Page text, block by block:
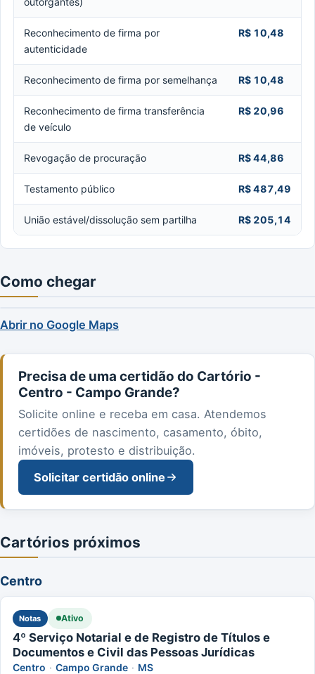
Reconhecimento de firma por
autenticidade
R$ 10,48
Reconhecimento de firma por semelhança R$ 10,48
Reconhecimento de firma transferência
de veículo
R$ 20,96
Revogação de procuração R$ 44,86
Testamento público R$ 487,49
União estável/dissolução sem partilha R$ 205,14
Como chegar
Abrir no Google Maps
Precisa de uma certidão do Cartório -
Centro - Campo Grande?
Solicite online e receba em casa. Atendemos
certidões de nascimento, casamento, óbito,
imóveis, protesto e distribuição.
Solicitar certidão online
Cartórios próximos
Centro
Notas Ativo
4º Serviço Notarial e de Registro de Títulos e
Documentos e Civil das Pessoas Jurídicas
Centro · Campo Grande · MS